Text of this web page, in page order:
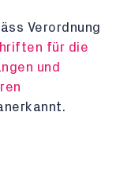
Verordnung
für die
und